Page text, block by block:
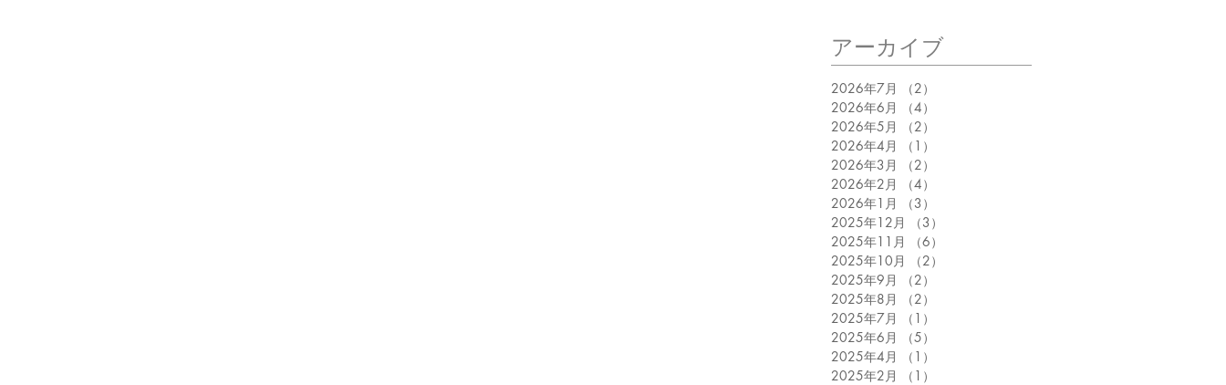
アーカイブ
2026年7月 （2）
2026年6月
（4）
2026年5月
（2）
2026年4月
（1）
2026年3月
（2）
2026年2月
（4）
2026年1月
（3）
2025年12月
（3）
2025年11月
（6）
2025年10月
（2）
2025年9月
（2）
2025年8月
（2）
2025年7月
（1）
2025年6月
（5）
2025年4月
（1）
2025年2月
（1）